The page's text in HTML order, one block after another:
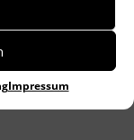
Impressum